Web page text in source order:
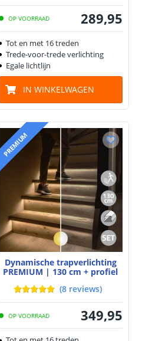
OP VOORRAAD 289,95
Tot en met 16 treden
Trede-voor-trede verlichting
Egale lichtlijn
IN WINKELWAGEN
PREMIUM
Dynamische trapverlichting
PREMIUM | 130 cm + profiel
(8 reviews)
OP VOORRAAD 349,95